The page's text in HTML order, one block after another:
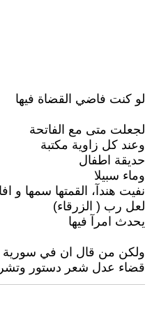
لو كنت فاضي القضاة فيها
لجعلت متى مع الفاتحة
وعند كل زاوية مكتبة
حديقة اطفال
وماء سبيلا
نفيت هندآ، القمتها سمها و
لعل رب ( الزرقاء)
يحدث امرآ فيها
ولكن من قال ان في سورية
قضاء عدل شعر دستور